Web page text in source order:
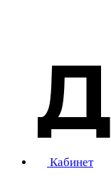
Кабинет